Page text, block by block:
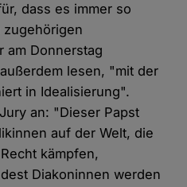
dass es immer so
zugehörigen
am Donnerstag
lesen, "mit der
in Idealisierung".
an: "Dieser Papst
auf der Welt, die
kämpfen,
Diakoninnen werden